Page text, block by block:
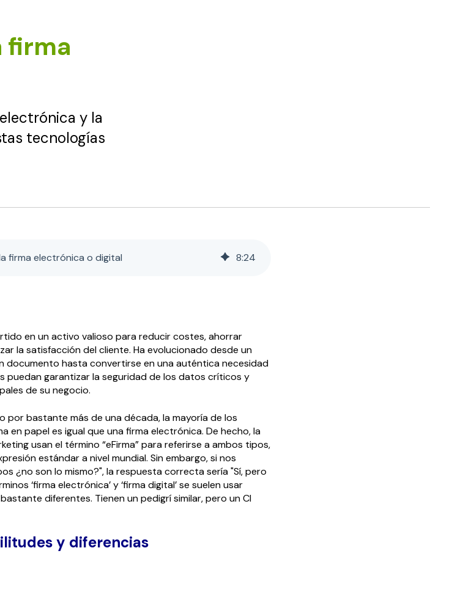
firma
y la
tecnologías
firma electrónica o digital 8:24
en un activo valioso para reducir costes, ahorrar
la satisfacción del cliente. Ha evolucionado desde un
documento hasta convertirse en una auténtica necesidad
puedan garantizar la seguridad de los datos críticos y
de su negocio.
por bastante más de una década, la mayoría de los
en papel es igual que una firma electrónica. De hecho, la
usan el término “eFirma” para referirse a ambos tipos,
estándar a nivel mundial. Sin embargo, si nos
¿no son lo mismo?", la respuesta correcta sería "Sí, pero
‘firma electrónica’ y ‘firma digital’ se suelen usar
diferentes. Tienen un pedigrí similar, pero un CI
y diferencias